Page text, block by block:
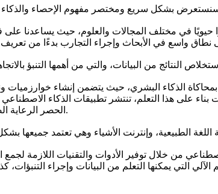
حيويًا في مختلف المجالات والعلوم، حيث يساعدنا
الذكاء البشري، حيث يتضمن إنشاء خوارزميات
بناء على هذا التعلم، تنتشر تطبيقات الذكاء
الحصر الرعاية الصحية، التمويل، النقل، الترفيه والسياحة، والطاقة والبيئة.
من خلال توفير الأدوات والتقنيات اللازمة لجمع
التي يمكنها التعلم من البيانات وإجراء